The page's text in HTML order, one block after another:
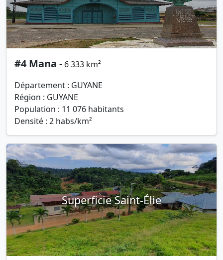
#4 Mana - 6 333 km²
Département : GUYANE
Région : GUYANE
Population : 11 076 habitants
Densité : 2 habs/km²
Superficie Saint-Élie